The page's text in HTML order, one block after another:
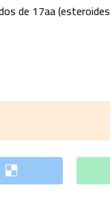
de 17aa